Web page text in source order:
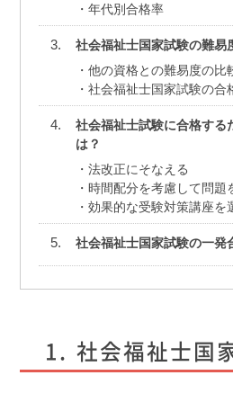
年代別合格率
社会福祉士国家試験の難易
他の資格との難易度の比
社会福祉士国家試験の合
社会福祉士試験に合格する
は？
法改正にそなえる
時間配分を考慮して問題
効果的な受験対策講座を
社会福祉士国家試験の一発
社会福祉士国